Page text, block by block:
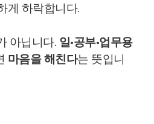
게 하락합니다.
아닙니다. 일·공부·업무용
마음을 해친다는 뜻입니